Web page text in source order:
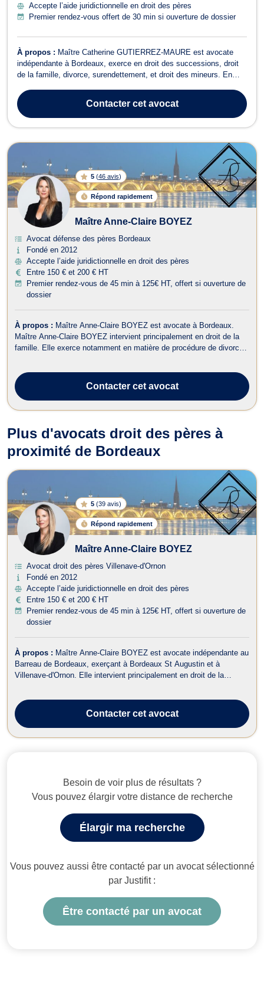
Accepte l’aide juridictionnelle en droit des pères
Premier rendez-vous offert de 30 min si ouverture de dossier
À propos : Maître Catherine GUTIERREZ-MAURE est avocate
indépendante à Bordeaux, exerce en droit des successions, droit
de la famille, divorce, surendettement, et droit des mineurs. En
GUTIERREZ-MAURE accompagne ses clients avec écoute,
humanité et détermination dans les mom...
Contactercet avocat
5 (46 avis)
Répond rapidement
Maître Anne-Claire BOYEZ
Avocat défense des pères Bordeaux
Fondé en 2012
Accepte l’aide juridictionnelle en droit des pères
Entre 150 € et 200 € HT
Premier rendez-vous de 45 min à 125€ HT, offert si ouverture de
dossier
À propos : Maître Anne-Claire BOYEZ est avocate à Bordeaux.
Maître Anne-Claire BOYEZ intervient principalement en droit de la
famille. Elle exerce notamment en matière de procédure de divorce,
dossiers liés au divorce par consentement mutuel, au divorce pour
faute,...
Contactercet avocat
Plus d'avocats droit des pères à
proximité de Bordeaux
5 (39 avis)
Répond rapidement
Maître Anne-Claire BOYEZ
Avocat droit des pères Villenave-d'Ornon
Fondé en 2012
Accepte l’aide juridictionnelle en droit des pères
Entre 150 € et 200 € HT
Premier rendez-vous de 45 min à 125€ HT, offert si ouverture de
dossier
À propos : Maître Anne-Claire BOYEZ est avocate indépendante au
Barreau de Bordeaux, exerçant à Bordeaux St Augustin et à
Villenave-d'Ornon. Elle intervient principalement en droit de la
juridique de qualité à ses clients. En droit de la famille, Maître
BOYEZ vous assis...Contactercet avocat
Besoin de voir plus de résultats ?
Vous pouvez élargir votre distance de recherche
Élargir ma recherche
Vous pouvez aussi être contacté par un avocat sélectionné
par Justifit :
Être contacté par un avocat